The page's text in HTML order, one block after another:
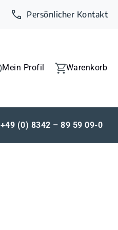
Persönlicher Kontakt
Mein Profil Warenkorb
+49 (0) 8342 – 89 59 09-0